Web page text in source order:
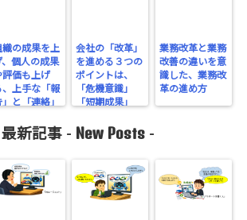
織の成果を上
、個人の成果
評価も上げ
、上手な「報
」と「連絡」
会社の「改革」
を進める３つの
ポイントは、
「危機意識」
「短期成果」
業務改革と業務
改善の違いを意
識した、業務改
革の進め方
最新記事 - New Posts -